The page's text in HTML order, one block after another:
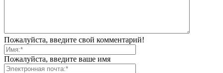
Пожалуйста, введите свой комментарий!
Пожалуйста, введите ваше имя